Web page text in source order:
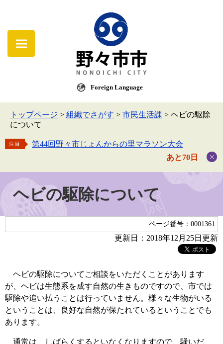
Foreign Language
トップページ > 組織でさがす > 市民生活課 > ヘビの駆除
について
注目
第44回野々市じょんからの里マラソン大会
あと70日
ヘビの駆除について
ページ番号：0001361
更新日：2018年12月25日更新
ヘビの駆除についてご相談をいただくことがあります
が、ヘビは生態系を成す自然の生きものですので、市では
駆除や追い払うことは行っていません。様々な生物がいる
ということは、良好な自然が保たれているということでも
あります。
通常は、しばらくするといなくなりますので、騒いだ